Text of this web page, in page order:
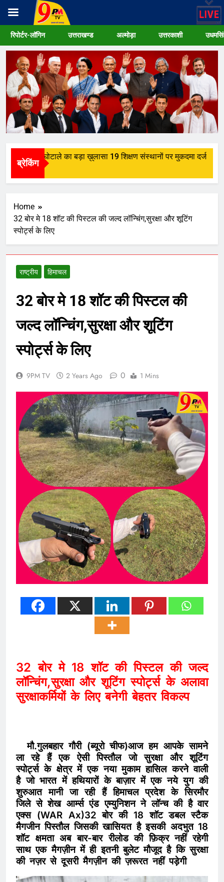
Skip
content
रिपोर्टर-लॉगिन उत्तराखण्ड अल्मोड़ा उत्तरकाशी
ब्रेकिंग
छात्रवृत्ति घोटाले का बड़ा ख़ुलासा 19 शिक्षण संस्थानों पर मुकदमा दर्ज
Home
32 बोर मे 18 शॉट की पिस्टल की जल्द लॉन्चिंग,सुरक्षा और शूटिंग
स्पोर्ट्स के लिए
राष्ट्रीय हिमाचल
32 बोर मे 18 शॉट की पिस्टल की
जल्द लॉन्चिंग,सुरक्षा और शूटिंग
स्पोर्ट्स के लिए
9PM TV 2 Years Ago 0 1 Mins
32 बोर मे 18 शॉट की पिस्टल की जल्द
लॉन्चिंग,सुरक्षा और शूटिंग स्पोर्ट्स के अलावा
सुरक्षाकर्मियों के लिए बनेगी बेहतर विकल्प
मौ.गुलबहार गौरी (ब्यूरो चीफ)आज हम आपके सामने
ला रहे हैं एक ऐसी पिस्तौल जो सुरक्षा और शूटिंग
स्पोर्ट्स के क्षेत्र में एक नया मुकाम हासिल करने वाली
है जो भारत में हथियारों के बाज़ार में एक नये युग की
शुरुआत मानी जा रही हैं हिमाचल प्रदेश के सिरमौर
जिले से शेख आर्म्स एंड एम्युनिशन ने लॉन्च की है वार
एक्स (WAR Ax)32 बोर की 18 शॉट डबल स्टैक
मैगजीन पिस्तौल जिसकी खासियत है इसकी अदभुत 18
शॉट क्षमता अब बार-बार रीलोड की फ़िक्र नहीं रहेगी
साथ एक मैगज़ीन में ही इतनी बुलेट मौजूद है कि सुरक्षा
की नज़र से दूसरी मैगज़ीन की ज़रूरत नहीं पड़ेगी